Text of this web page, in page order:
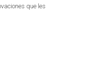
que les